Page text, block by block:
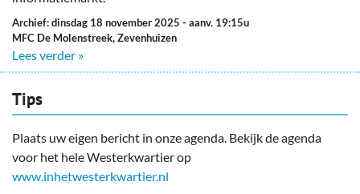
Archief: dinsdag 18 november 2025 - aanv. 19:15u
MFC De Molenstreek, Zevenhuizen
Lees verder »
Tips
Plaats uw eigen bericht in onze agenda. Bekijk de agenda
voor het hele Westerkwartier op
www.inhetwesterkwartier.nl